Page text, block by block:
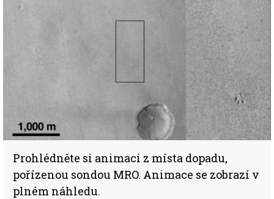
Prohlédněte si animaci z místa dopadu,
pořízenou sondou MRO. Animace se zobrazí v
plném náhledu.